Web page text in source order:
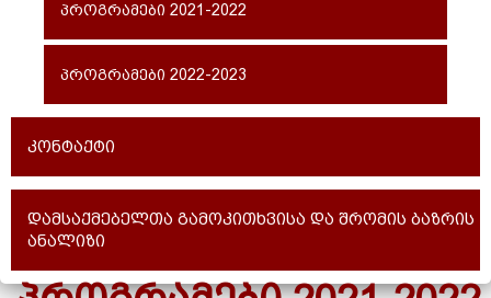
პროგრამები 2021-2022
პროგრამები 2022-2023
კონტაქტი
დამსაქმებელთა გამოკითხვისა და შრომის ბაზრის
ანალიზი